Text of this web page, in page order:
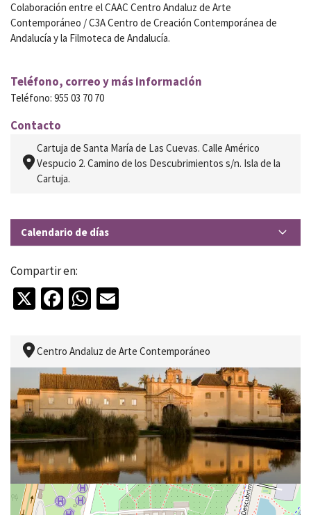
Colaboración entre el CAAC Centro Andaluz de Arte
Contemporáneo / C3A Centro de Creación Contemporánea de
Andalucía y la Filmoteca de Andalucía.
Teléfono, correo y más información
Teléfono: 955 03 70 70
Contacto
Cartuja de Santa María de Las Cuevas. Calle Américo
Vespucio 2. Camino de los Descubrimientos s/n. Isla de la
Cartuja.
Calendario de días
03 de Junio de 2026
10 de Junio de 2026
17 de Junio de 2026
01 de Julio de 2026
08 de Julio de 2026
Compartir en:
X Facebook
WhatsApp
Centro Andaluz de Arte Contemporáneo